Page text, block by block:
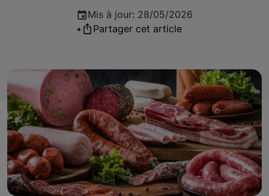
Mis à jour: 28/05/2026
•
Partager cet article